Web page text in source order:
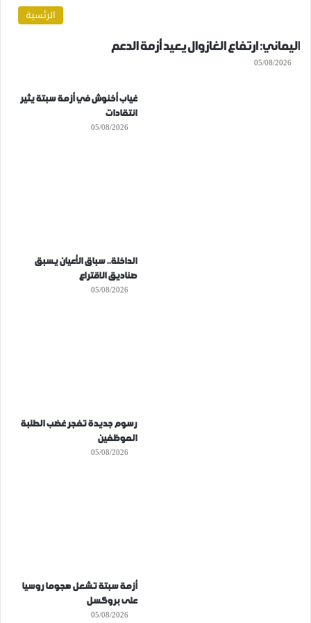
الرئسية
اليماني: ارتفاع الغازوال يعيد أزمة الدعم
05/08/2026
غياب أخنوش في أزمة سبتة يثير
انتقادات
05/08/2026
الداخلة.. سباق الأعيان يسبق
صناديق الاقتراع
05/08/2026
رسوم جديدة تفجر غضب الطلبة
الموظفين
05/08/2026
أزمة سبتة تشعل هجوما روسيا
على بروكسل
05/08/2026